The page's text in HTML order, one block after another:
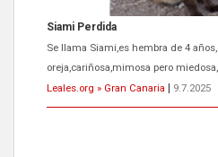
Siami Perdida
Se llama Siami,es hembra de 4
oreja,cariñosa,mimosa pero
Leales.org » Gran Canaria
9.7.2025